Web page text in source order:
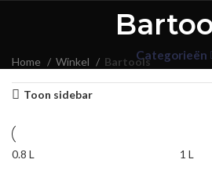
Categorieën
Home Winkel Bartools
Toon sidebar
0.8 L 1 L